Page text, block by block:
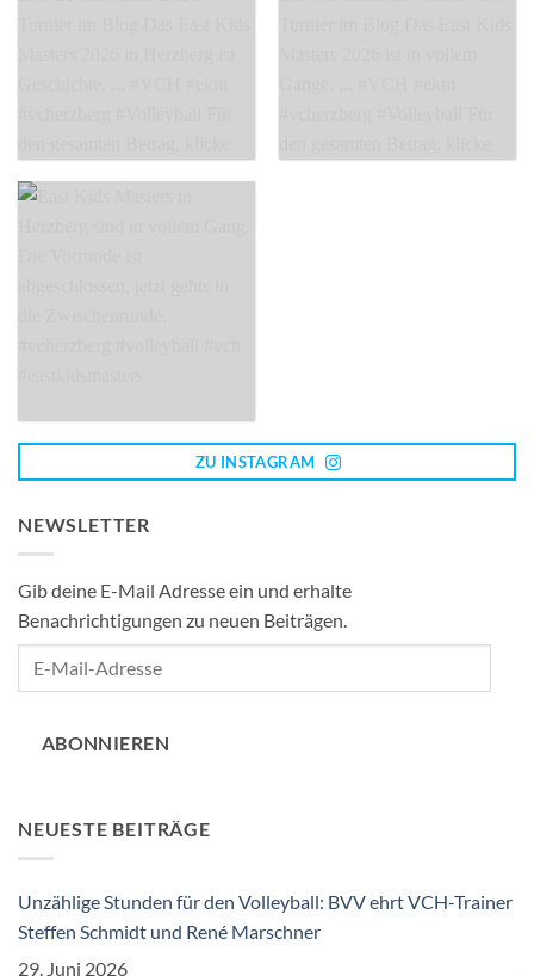
ZU INSTAGRAM
NEWSLETTER
Gib deine E-Mail Adresse ein und erhalte
Benachrichtigungen zu neuen Beiträgen.
ABONNIEREN
NEUESTE BEITRÄGE
Unzählige Stunden für den Volleyball: BVV ehrt VCH-Trainer
Steffen Schmidt und René Marschner
29. Juni 2026